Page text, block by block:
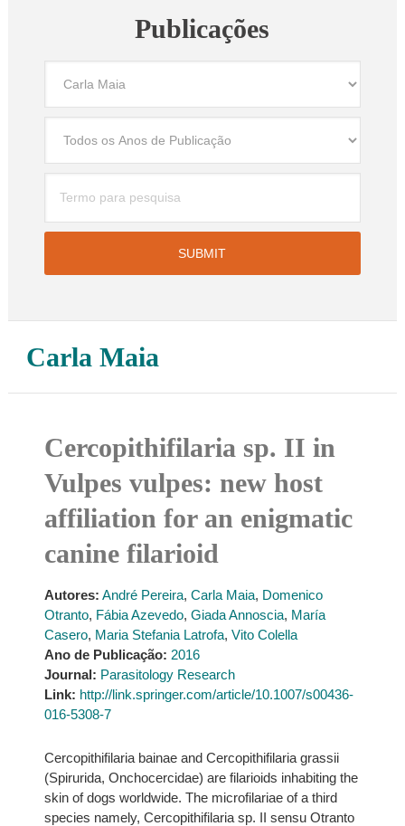
Publicações
Carla Maia
Cercopithifilaria sp. II in
Vulpes vulpes: new host
affiliation for an enigmatic
canine filarioid
Autores: André Pereira, Carla Maia, Domenico
Otranto, Fábia Azevedo, Giada Annoscia, María
Casero, Maria Stefania Latrofa, Vito Colella
Ano de Publicação: 2016
Journal: Parasitology Research
Link: http://link.springer.com/article/10.1007/s00436-
016-5308-7
Cercopithifilaria bainae and Cercopithifilaria grassii
(Spirurida, Onchocercidae) are filarioids inhabiting the
skin of dogs worldwide. The microfilariae of a third
species namely, Cercopithifilaria sp. II sensu Otranto